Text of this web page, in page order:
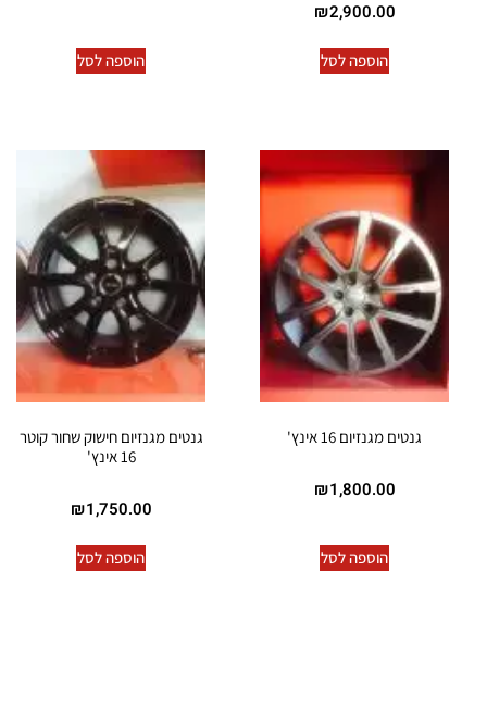
₪2,900.00
הוספה לסל הוספה לסל
גנטים מגנזיום 16 אינץ'
₪1,800.00
הוספה לסל
גנטים מגנזיום חישוק שחור קוטר
16 אינץ'
₪1,750.00
הוספה לסל